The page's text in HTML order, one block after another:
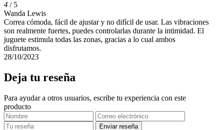
4 / 5
Wanda Lewis
Correa cómoda, fácil de ajustar y no difícil de usar. Las vibraciones
son realmente fuertes, puedes controlarlas durante la intimidad. El
juguete estimula todas las zonas, gracias a lo cual ambos
disfrutamos.
28/10/2023
Deja tu reseña
Para ayudar a otros usuarios, escribe tu experiencia con este
producto
Enviar reseña